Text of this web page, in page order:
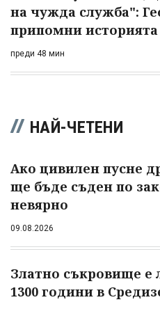
на чужда служба":
припомни
преди 48 мин
НАЙ-ЧЕТЕНИ
Ако цивилен пусне
ще бъде съден по
невярно
09.08.2026
Златно съкровище е
1300 години в